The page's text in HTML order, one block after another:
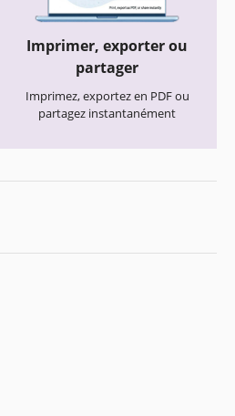
Imprimer, exporter ou
partager
Imprimez, exportez en PDF ou
partagez instantanément